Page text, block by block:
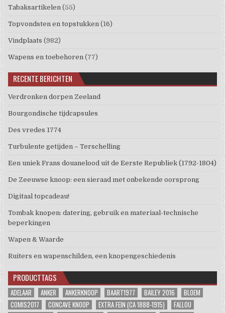
Tabaksartikelen (55)
Topvondsten en topstukken (16)
Vindplaats (982)
Wapens en toebehoren (77)
RECENTE BERICHTEN
Verdronken dorpen Zeeland
Bourgondische tijdcapsules
Des vredes 1774
Turbulente getijden – Terschelling
Een uniek Frans douanelood uit de Eerste Republiek (1792-1804)
De Zeeuwse knoop: een sieraad met onbekende oorsprong
Digitaal topcadeau!
Tombak knopen: datering, gebruik en materiaal-technische
beperkingen
Wapen & Waarde
Ruiters en wapenschilden, een knopengeschiedenis
PRODUCTTAGS
ADELAAR ANKER ANKERKNOOP BAART1977 BAILEY 2016
BLOEM
COMIS2017
CONCAVE KNOOP EXTRA FEIN (CA 1888-1915)
FALLOU